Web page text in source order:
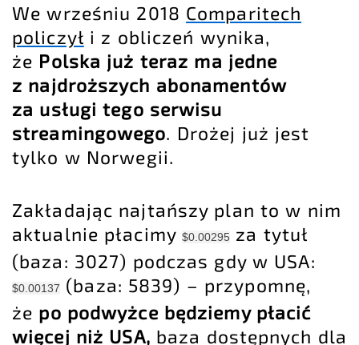
We wrześniu 2018 Comparitech
policzył i z obliczeń wynika,
że Polska już teraz ma jedne
z najdroższych abonamentów
za usługi tego serwisu
streamingowego. Drożej już jest
tylko w Norwegii.
Zakładając najtańszy plan to w nim
aktualnie płacimy$0.00295 za tytuł
(baza: 3027) podczas gdy w USA:
$0.00137 (baza: 5839) – przypomnę,
że po podwyżce będziemy płacić
więcej niż USA, baza dostępnych dla